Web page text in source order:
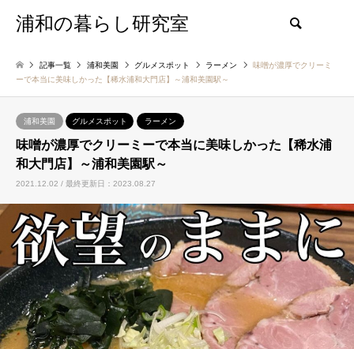
浦和の暮らし研究室
記事一覧 浦和美園 グルメスポット ラーメン
味噌が濃厚でクリーミ
ーで本当に美味しかった【稀水浦和大門店】～浦和美園駅～
浦和美園 グルメスポット ラーメン
味噌が濃厚でクリーミーで本当に美味しかった【稀水浦
和大門店】～浦和美園駅～
2021.12.02 / 最終更新日：2023.08.27